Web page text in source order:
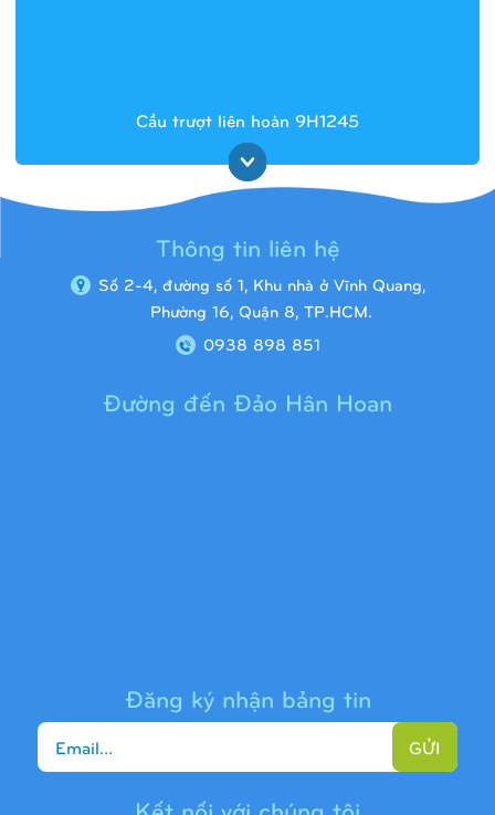
Cầu trượt liên hoàn 9H1245
Thông tin liên hệ
Số 2-4, đường số 1, Khu nhà ở Vĩnh Quang,
Phường 16, Quận 8, TP.HCM.
0938 898 851
Đường đến Đảo Hân Hoan
Đăng ký nhận bảng tin
GỬI
Kết nối với chúng tôi